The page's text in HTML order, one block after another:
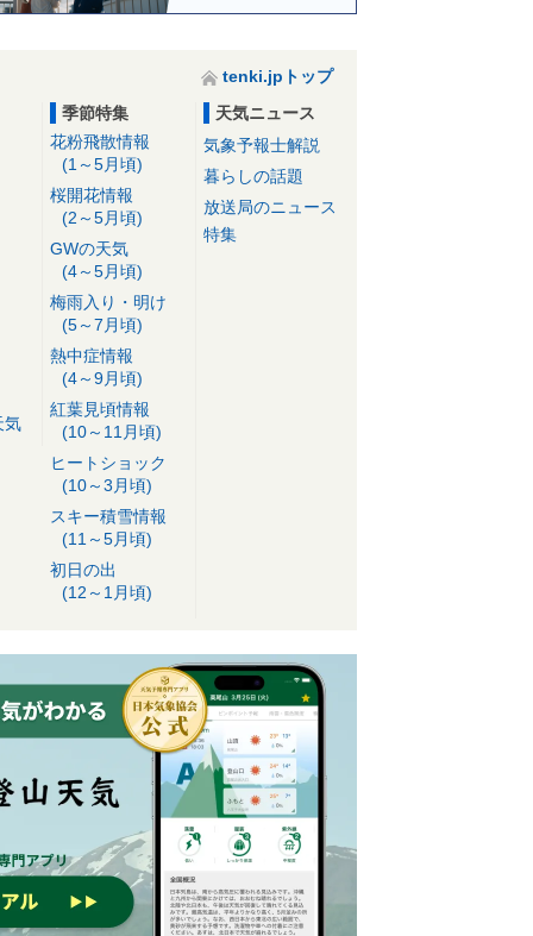
tenki.jpトップ
気
季節特集
花粉飛散情報
(1～5月頃)
桜開花情報
(2～5月頃)
GWの天気
(4～5月頃)
梅雨入り・明け
(5～7月頃)
熱中症情報
(4～9月頃)
紅葉見頃情報
(10～11月頃)
ヒートショック
(10～3月頃)
スキー積雪情報
(11～5月頃)
初日の出
(12～1月頃)
天気ニュース
気象予報士解説
暮らしの話題
放送局のニュース
特集